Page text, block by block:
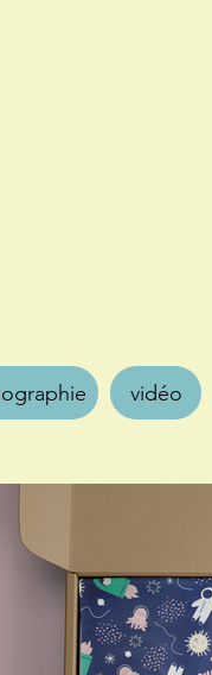
vidéo